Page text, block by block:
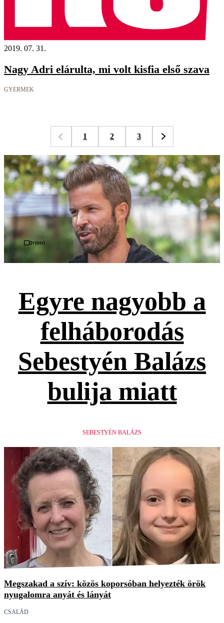
2019. 07. 31.
Nagy Adri elárulta, mi volt kisfia első szava
GYERMEK
1 2 3
Videó
Egyre nagyobb a
felháborodás
Sebestyén Balázs
bulija miatt
SEBESTYÉN BALÁZS
Megszakad a szív: közös koporsóban helyezték örök
nyugalomra anyát és lányát
CSALÁD